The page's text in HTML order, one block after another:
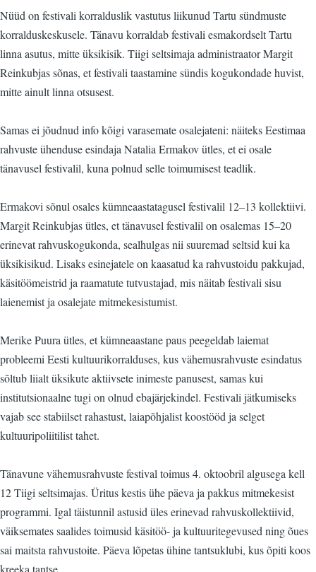
Nüüd on festivali korralduslik vastutus liikunud Tartu sündmuste
korralduskeskusele. Tänavu korraldab festivali esmakordselt Tartu
linna asutus, mitte üksikisik. Tiigi seltsimaja administraator Margit
Reinkubjas sõnas, et festivali taastamine sündis kogukondade huvist,
mitte ainult linna otsusest.
Samas ei jõudnud info kõigi varasemate osalejateni: näiteks Eestimaa
rahvuste ühenduse esindaja Natalia Ermakov ütles, et ei osale
tänavusel festivalil, kuna polnud selle toimumisest teadlik.
Ermakovi sõnul osales kümneaastatagusel festivalil 12–13 kollektiivi.
Margit Reinkubjas ütles, et tänavusel festivalil on osalemas 15–20
erinevat rahvuskogukonda, sealhulgas nii suuremad seltsid kui ka
üksikisikud. Lisaks esinejatele on kaasatud ka rahvustoidu pakkujad,
käsitöömeistrid ja raamatute tutvustajad, mis näitab festivali sisu
laienemist ja osalejate mitmekesistumist.
Merike Puura ütles, et kümneaastane paus peegeldab laiemat
probleemi Eesti kultuurikorralduses, kus vähemusrahvuste esindatus
sõltub liialt üksikute aktiivsete inimeste panusest, samas kui
institutsionaalne tugi on olnud ebajärjekindel. Festivali jätkumiseks
vajab see stabiilset rahastust, laiapõhjalist koostööd ja selget
kultuuripoliitilist tahet.
Tänavune vähemusrahvuste festival toimus 4. oktoobril algusega kell
12 Tiigi seltsimajas. Üritus kestis ühe päeva ja pakkus mitmekesist
programmi. Igal täistunnil astusid üles erinevad rahvuskollektiivid,
väiksemates saalides toimusid käsitöö- ja kultuuritegevused ning õues
sai maitsta rahvustoite. Päeva lõpetas ühine tantsuklubi, kus õpiti koos
kreeka tantse.